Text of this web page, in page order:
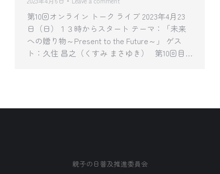
第10回オンライン トーク ライブ 2023年4月23
日（日）１３時からスタート テーマ：「未来
への贈り物～Present to the Future～」 ゲス
ト：久住 昌之（くすみ まさゆき） 第10回目…
親子の日普及推進委員会